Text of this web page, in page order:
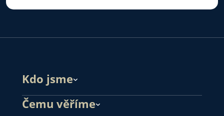
Kdo jsme
Čemu věříme